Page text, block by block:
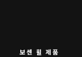
보센 휠 제품